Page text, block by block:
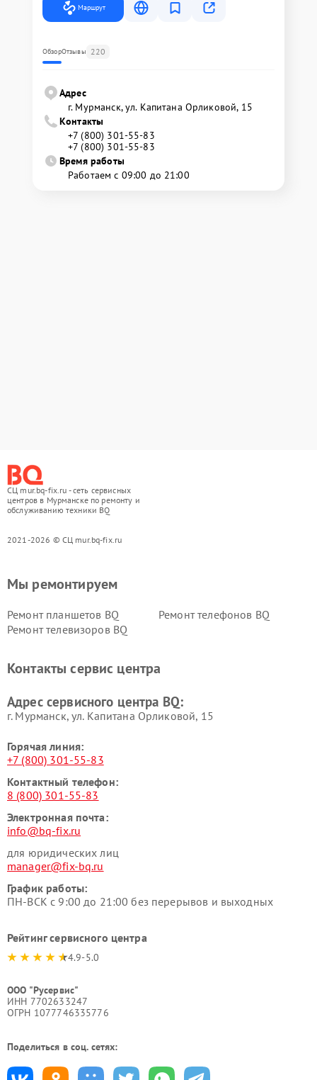
Маршрут
ОбзорОтзывы 220
Адрес
г. Мурманск, ул. Капитана Орликовой, 15
Контакты
+7 (800) 301-55-83
+7 (800) 301-55-83
Время работы
Работаем с 09:00 до 21:00
СЦ mur.bq-fix.ru - сеть сервисных
центров в Мурманске по ремонту и
обслуживанию техники BQ
2021-2026 © СЦ mur.bq-fix.ru
Мы ремонтируем
Ремонт планшетов BQ
Ремонт телефонов BQ
Ремонт телевизоров BQ
Контакты сервис центра
Адрес сервисного центра BQ:
г. Мурманск, ул. Капитана Орликовой, 15
Горячая линия:
+7 (800) 301-55-83
Контактный телефон:
8 (800) 301-55-83
Электронная почта:
info@bq-fix.ru
для юридических лиц
manager@fix-bq.ru
График работы:
ПН-ВСК с 9:00 до 21:00 без перерывов и выходных
Рейтинг сервисного центра
4.9-5.0
ООО "Русервис"
ИНН 7702633247
ОГРН 1077746335776
Поделиться в соц. сетях: